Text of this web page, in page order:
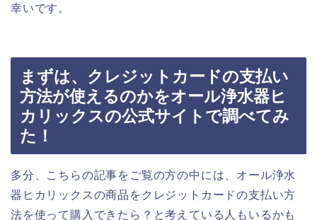
幸いです。
まずは、クレジットカードの支払い
方法が使えるのかをオール浄水器ヒ
カリックスの公式サイトで調べてみ
た！
多分、こちらの記事をご覧の方の中には、オール浄水
器ヒカリックスの商品をクレジットカードの支払い方
法を使って購入できたら？と考えている人もいるかも